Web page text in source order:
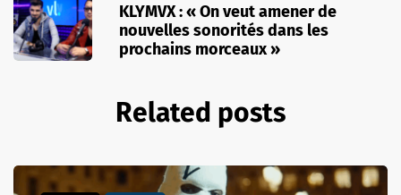
KLYMVX : « On veut amener de
nouvelles sonorités dans les
prochains morceaux »
Related posts